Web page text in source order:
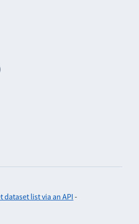
dataset list via an API -